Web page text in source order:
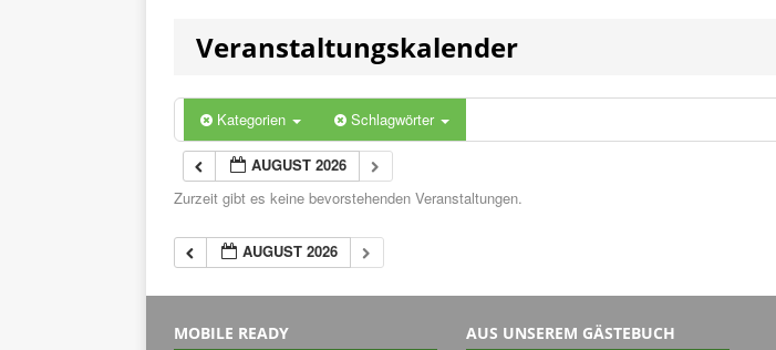
Veranstaltungskalender
Kategorien Schlagwörter
AUGUST 2026
Zurzeit gibt es keine bevorstehenden Veranstaltungen.
AUGUST 2026
MOBILE READY AUS UNSEREM GÄSTEBUCH